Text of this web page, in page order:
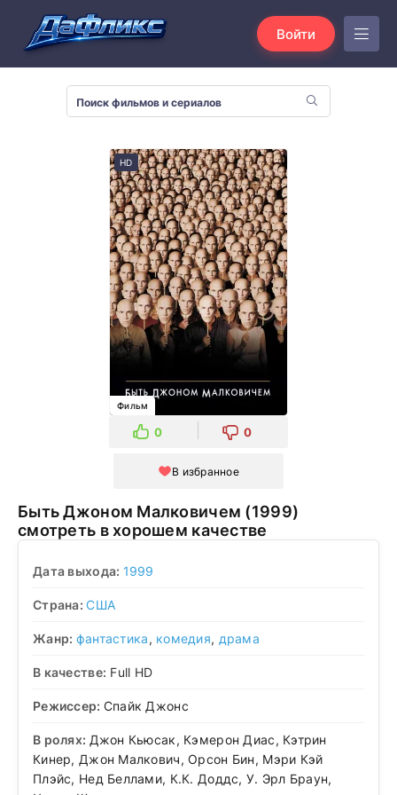
Войти
HD
Фильм
0 0
В избранное
Быть Джоном Малковичем (1999)
смотреть в хорошем качестве
Дата выхода: 1999
Страна:США
Жанр: фантастика, комедия, драма
В качестве: Full HD
Режиссер: Спайк Джонс
В ролях: Джон Кьюсак, Кэмерон Диас, Кэтрин
Кинер, Джон Малкович, Орсон Бин, Мэри Кэй
Плэйс, Нед Беллами, К.К. Доддс, У. Эрл Браун,